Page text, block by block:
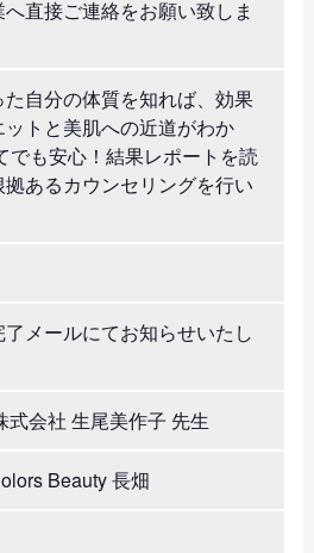
直接ご連絡をお願い致しま
自分の体質を知れば、効果
ットと美肌への近道がわか
でも安心！結果レポートを読
あるカウンセリングを行い
メールにてお知らせいたし
式会社 生尾美作子 先生
Beauty 長畑